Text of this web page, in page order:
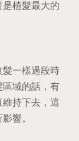
植髮最大的
髮一樣過段時
區域的話，有
持下去，這
響。